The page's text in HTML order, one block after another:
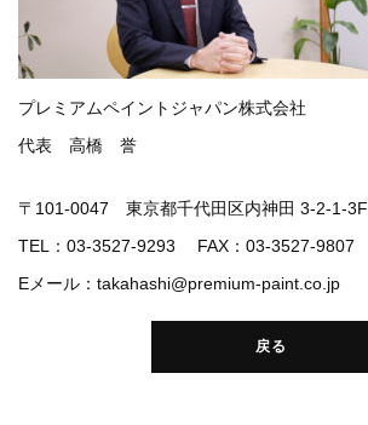
プレミアムペイントジャパン株式会社
代表 高橋 誉
〒101-0047 東京都千代田区内神田 3-2-1-3F
TEL：03-3527-9293 FAX：03-3527-9807
Eメール：takahashi@premium-paint.co.jp
戻る